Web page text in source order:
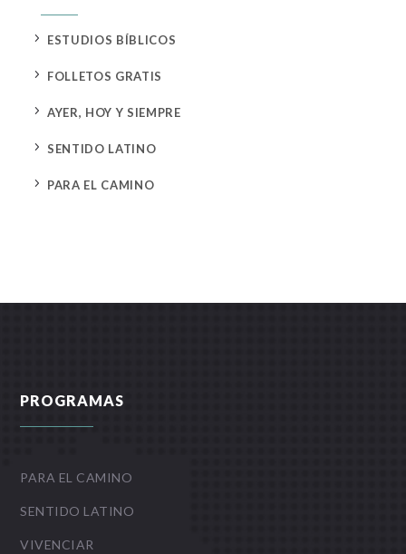
5 ESTUDIOS BÍBLICOS
5 FOLLETOS GRATIS
5 AYER, HOY Y SIEMPRE
5 SENTIDO LATINO
5 PARA EL CAMINO
PROGRAMAS
PARA EL CAMINO
SENTIDO LATINO
VIVENCIAR